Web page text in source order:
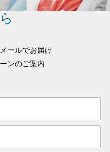
ールでお届け
ンのご案内